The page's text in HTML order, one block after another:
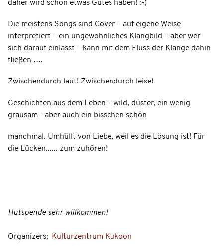
daher wird schon etwas Gutes haben! :-)
Die meistens Songs sind Cover – auf eigene Weise
interpretiert – ein ungewöhnliches Klangbild – aber wer
sich darauf einlässt – kann mit dem Fluss der Klänge dahin
fließen ….
Zwischendurch laut! Zwischendurch leise!
Geschichten aus dem Leben – wild, düster, ein wenig
grausam - aber auch ein bisschen schön
manchmal. Umhüllt von Liebe, weil es die Lösung ist! Für
die Lücken...... zum zuhören!
Hutspende sehr willkommen!
Organizers:
Kulturzentrum Kukoon